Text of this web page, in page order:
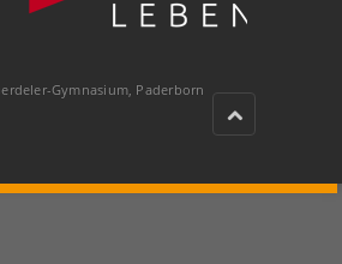
Gymnasium, Paderborn